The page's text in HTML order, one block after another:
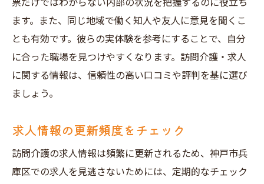
票だけではわからない内部の状況を把握するのに役立ち
ます。また、同じ地域で働く知人や友人に意見を聞くこ
とも有効です。彼らの実体験を参考にすることで、自分
に合った職場を見つけやすくなります。訪問介護・求人
に関する情報は、信頼性の高い口コミや評判を基に選び
ましょう。
求人情報の更新頻度をチェック
訪問介護の求人情報は頻繁に更新されるため、神戸市兵
庫区での求人を見逃さないためには、定期的なチェック